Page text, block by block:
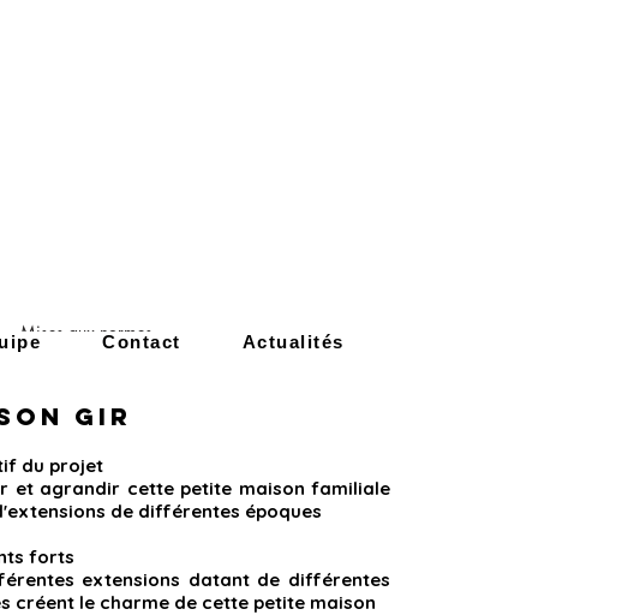
Contact Actualités
Mises aux normes
GIR
du projet
et agrandir cette petite maison familiale
de différentes époques
forts
extensions datant de différentes
créent le charme de cette petite maison